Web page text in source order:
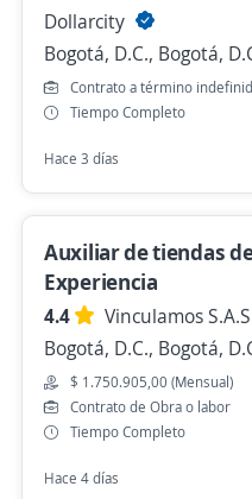
Empleo destacado
Operador de medios
Corporativo
4,6
$ 2.800.000,00 (Mensual)
Hace 3 horas
Empleo destacado
Operador de Medios
Oficinas
HONOR Y
Bogotá, D.C., Bogotá, D.C.
Dollarcity
Bogotá, D.C., Bogotá,
Contrato a término
Tiempo Completo
Hace 3 días
Auxiliar de tiendas
Experiencia
4.4
Vinculamos S.A.S
Bogotá, D.C., Bogotá,
$ 1.750.905,00 (Mensual)
Contrato de Obra o labor
Tiempo Completo
Hace 4 días